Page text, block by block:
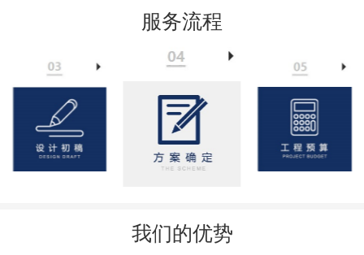
服务流程
我们的优势